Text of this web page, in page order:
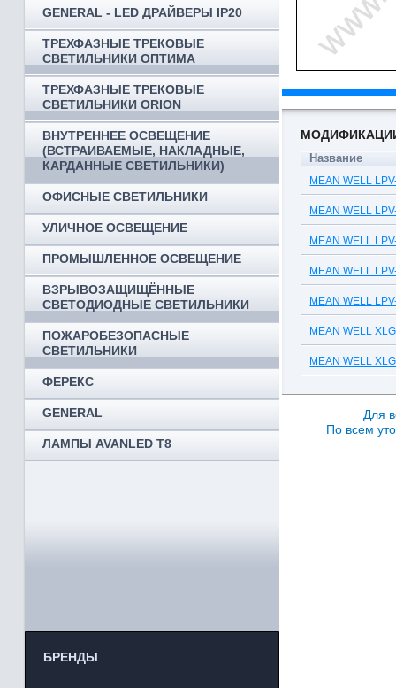
GENERAL - LED ДРАЙВЕРЫ IP20
ТРЕХФАЗНЫЕ ТРЕКОВЫЕ
СВЕТИЛЬНИКИ ОПТИМА
ТРЕХФАЗНЫЕ ТРЕКОВЫЕ
СВЕТИЛЬНИКИ ORION
ВНУТРЕННЕЕ ОСВЕЩЕНИЕ
(ВСТРАИВАЕМЫЕ, НАКЛАДНЫЕ,
КАРДАННЫЕ СВЕТИЛЬНИКИ)
ОФИСНЫЕ СВЕТИЛЬНИКИ
УЛИЧНОЕ ОСВЕЩЕНИЕ
ПРОМЫШЛЕННОЕ ОСВЕЩЕНИЕ
ВЗРЫВОЗАЩИЩЁННЫЕ
СВЕТОДИОДНЫЕ СВЕТИЛЬНИКИ
ПОЖАРОБЕЗОПАСНЫЕ
СВЕТИЛЬНИКИ
ФЕРЕКС
GENERAL
ЛАМПЫ AVANLED T8
БРЕНДЫ
Название
MEAN WELL
MEAN WELL
MEAN WELL
MEAN WELL
MEAN WELL
MEAN WELL
MEAN WELL
Для
По всем